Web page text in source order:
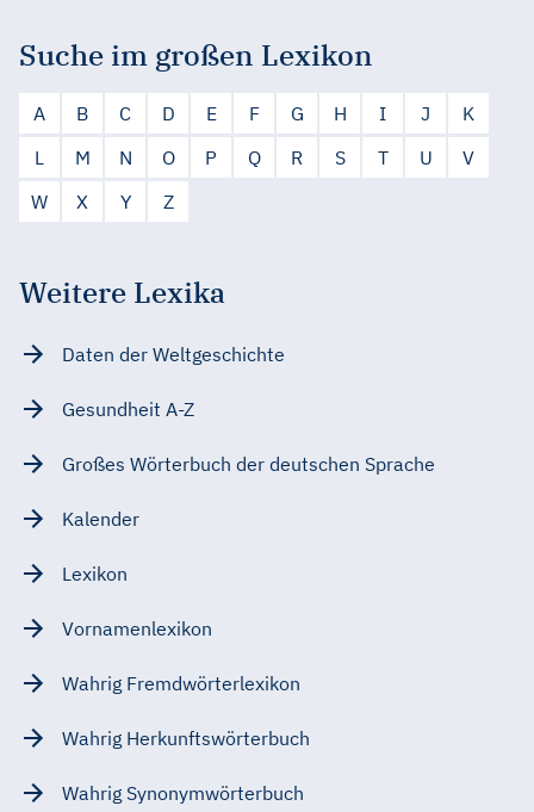
Suche im großen Lexikon
A B C D E F G H I J
K
L
M N O P Q R S T U
V
W
X Y Z
Weitere Lexika
Daten der Weltgeschichte
Gesundheit A-Z
Großes Wörterbuch der deutschen Sprache
Kalender
Lexikon
Vornamenlexikon
Wahrig Fremdwörterlexikon
Wahrig Herkunftswörterbuch
Wahrig Synonymwörterbuch